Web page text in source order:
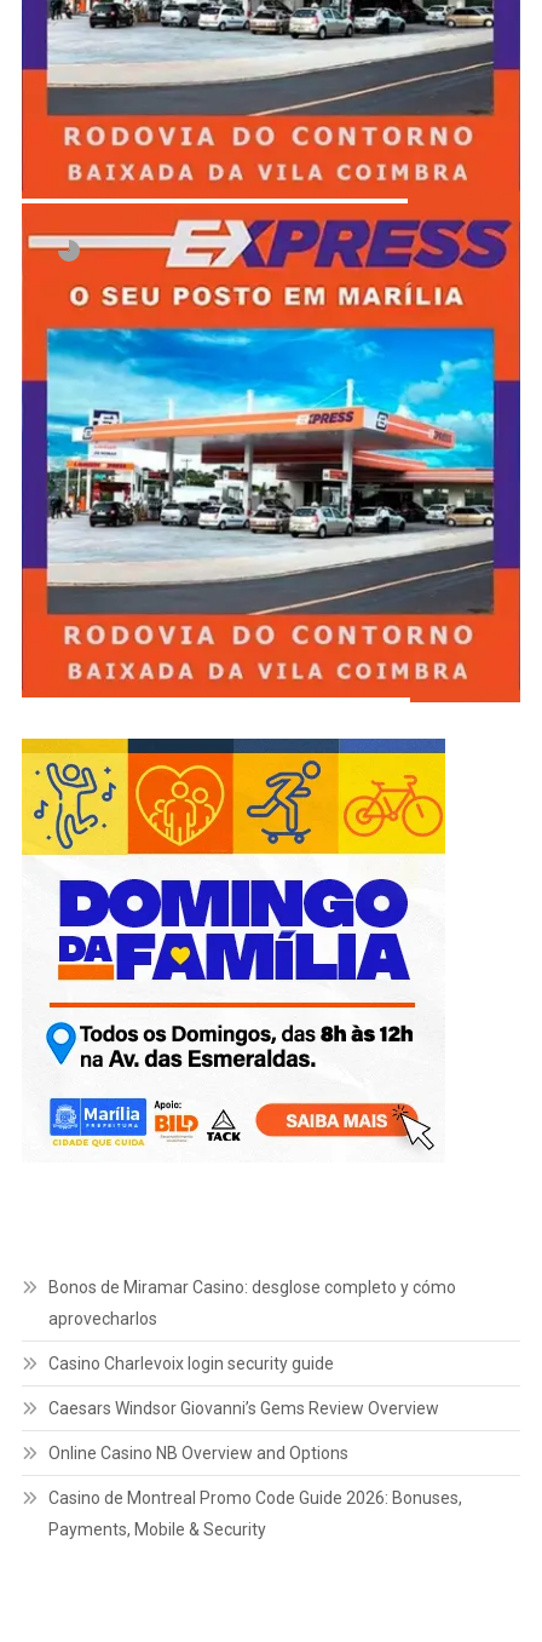
Bonos de Miramar Casino: desglose completo y cómo
aprovecharlos
Casino Charlevoix login security guide
Caesars Windsor Giovanni’s Gems Review Overview
Online Casino NB Overview and Options
Casino de Montreal Promo Code Guide 2026: Bonuses,
Payments, Mobile & Security